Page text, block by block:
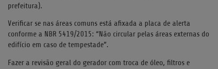
prefeitura).
Verificar se nas áreas comuns está afixada a placa de alerta
conforme a NBR 5419/2015: “Não circular pelas áreas externas do
edifício em caso de tempestade”.
Fazer a revisão geral do gerador com troca de óleo, filtros e